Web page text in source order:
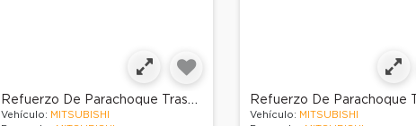
Refuerzo De Parachoque Trasero
Vehículo: MITSUBISHI
Vehículo: MITSUBISHI